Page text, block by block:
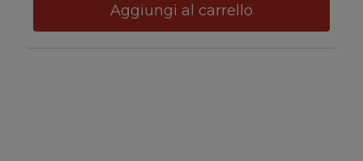
Aggiungi al carrello